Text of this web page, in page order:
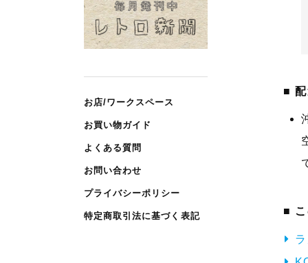
お店/ワークスペース
お買い物ガイド
よくある質問
お問い合わせ
プライバシーポリシー
特定商取引法に基づく表記